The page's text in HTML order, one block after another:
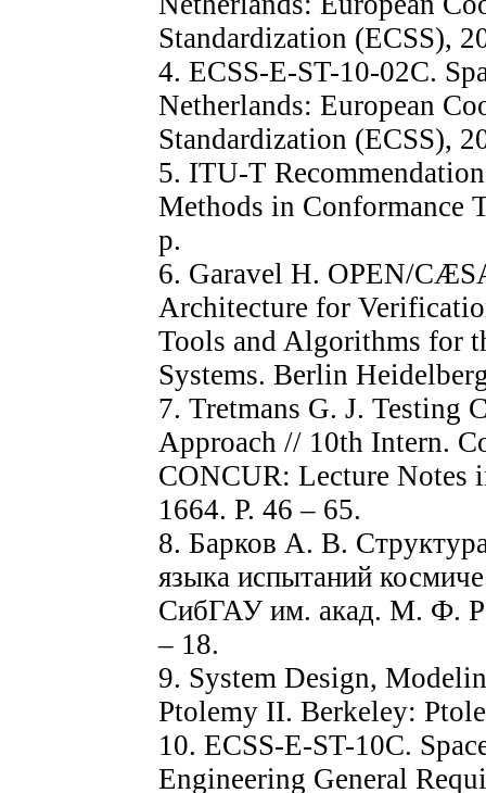
Standardization (ECSS),
4. ECSS-E-ST-10-02C.
Netherlands: European
Standardization (ECSS),
5. ITU-T
Methods in Conformance
p.
6. Garavel H. OPEN/
Architecture for
Tools and Algorithms for
Systems. Berlin
7. Tretmans G. J. Testing
Approach // 10th Intern.
CONCUR: Lecture Notes
1664. P. 46 – 65.
8. Барков А. В.
языка испытаний
СибГАУ им. акад. М. Ф.
– 18.
9. System Design,
Ptolemy II. Berkeley:
10. ECSS-E-ST-10C.
Engineering General